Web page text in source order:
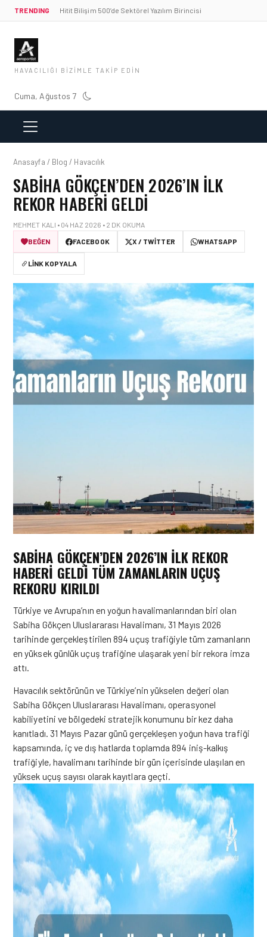
TRENDING Hitit Bilişim 500’de Sektörel Yazılım Birincisi
HAVACILIĞI BIZIMLE TAKIP EDIN
Cuma, Ağustos 7
Anasayfa / Blog / Havacılık
SABIHA GÖKÇEN’DEN 2026’IN İLK
REKOR HABERI GELDI
MEHMET KALI • 04 HAZ 2026 • 2 DK OKUMA
BEĞEN
FACEBOOK X / TWITTER WHATSAPP
LINK KOPYALA
SABIHA GÖKÇEN’DEN 2026’IN İLK REKOR
HABERI GELDI TÜM ZAMANLARIN UÇUŞ
REKORU KIRILDI
Türkiye ve Avrupa’nın en yoğun havalimanlarından biri olan
Sabiha Gökçen Uluslararası Havalimanı, 31 Mayıs 2026
tarihinde gerçekleştirilen 894 uçuş trafiğiyle tüm zamanların
en yüksek günlük uçuş trafiğine ulaşarak yeni bir rekora imza
attı.
Havacılık sektörünün ve Türkiye’nin yükselen değeri olan
Sabiha Gökçen Uluslararası Havalimanı, operasyonel
kabiliyetini ve bölgedeki stratejik konumunu bir kez daha
kanıtladı. 31 Mayıs Pazar günü gerçekleşen yoğun hava trafiği
kapsamında, iç ve dış hatlarda toplamda 894 iniş-kalkış
trafiğiyle, havalimanı tarihinde bir gün içerisinde ulaşılan en
yüksek uçuş sayısı olarak kayıtlara geçti.